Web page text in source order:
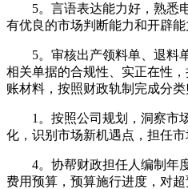
5。言语表达能力好，熟悉电
有优良的市场判断能力和开辟
5。审核出产领料单、退料
相关单据的合规性、实正在性
账材料，按照财政轨制完成分类
1。按照公司规划，洞察市
化，识别市场新机遇点，担任市
4。协帮财政担任人编制年
费用预算，预算施行进度，对